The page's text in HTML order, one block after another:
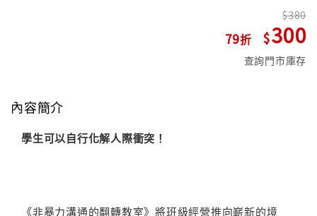
79
380
300
查詢門市庫存
內容簡介
學生可以自行化解人際衝突！
《非暴力溝通的翻轉教室》將班級經營推向嶄新的境